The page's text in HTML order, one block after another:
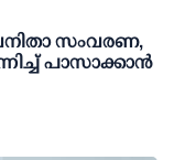
സംവരണ,
പാസാക്കാന്‍